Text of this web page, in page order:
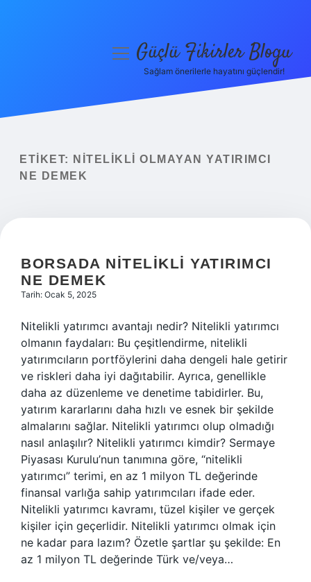
Yasal Uyarı
menüyüGüçlü Fikirler Blogu
Sağlam önerilerle hayatını güçlendir!
ETIKET:
NITELIKLI OLMAYAN YATIRIMCI
NE DEMEK
BORSADA NITELIKLI YATIRIMCI
NE DEMEK
Tarih: Ocak 5, 2025
Nitelikli yatırımcı avantajı nedir? Nitelikli yatırımcı
olmanın faydaları: Bu çeşitlendirme, nitelikli
yatırımcıların portföylerini daha dengeli hale getirir
ve riskleri daha iyi dağıtabilir. Ayrıca, genellikle
daha az düzenleme ve denetime tabidirler. Bu,
yatırım kararlarını daha hızlı ve esnek bir şekilde
almalarını sağlar. Nitelikli yatırımcı olup olmadığı
nasıl anlaşılır? Nitelikli yatırımcı kimdir? Sermaye
Piyasası Kurulu’nun tanımına göre, “nitelikli
yatırımcı” terimi, en az 1 milyon TL değerinde
finansal varlığa sahip yatırımcıları ifade eder.
Nitelikli yatırımcı kavramı, tüzel kişiler ve gerçek
kişiler için geçerlidir. Nitelikli yatırımcı olmak için
ne kadar para lazım? Özetle şartlar şu şekilde: En
az 1 milyon TL değerinde Türk ve/veya…